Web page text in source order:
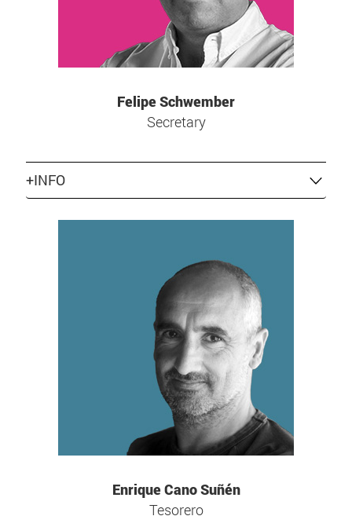
Felipe Schwember
Secretary
+INFO
Enrique Cano Suñén
Tesorero